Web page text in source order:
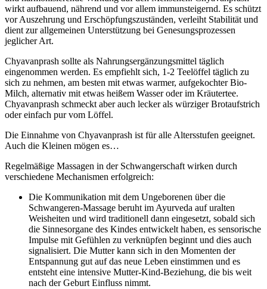
wirkt aufbauend, nährend und vor allem immunsteigernd. Es schützt
vor Auszehrung und Erschöpfungszuständen, verleiht Stabilität und
dient zur allgemeinen Unterstützung bei Genesungsprozessen
jeglicher Art.
Chyavanprash sollte als Nahrungsergänzungsmittel täglich
eingenommen werden. Es empfiehlt sich, 1-2 Teelöffel täglich zu
sich zu nehmen, am besten mit etwas warmer, aufgekochter Bio-
Milch, alternativ mit etwas heißem Wasser oder im Kräutertee.
Chyavanprash schmeckt aber auch lecker als würziger Brotaufstrich
oder einfach pur vom Löffel.
Die Einnahme von Chyavanprash ist für alle Altersstufen geeignet.
Auch die Kleinen mögen es…
Regelmäßige Massagen in der Schwangerschaft wirken durch
verschiedene Mechanismen erfolgreich:
Die Kommunikation mit dem Ungeborenen über die
Schwangeren-Massage beruht im Ayurveda auf uralten
Weisheiten und wird traditionell dann eingesetzt, sobald sich
die Sinnesorgane des Kindes entwickelt haben, es sensorische
Impulse mit Gefühlen zu verknüpfen beginnt und dies auch
signalisiert. Die Mutter kann sich in den Momenten der
Entspannung gut auf das neue Leben einstimmen und es
entsteht eine intensive Mutter-Kind-Beziehung, die bis weit
nach der Geburt Einfluss nimmt.